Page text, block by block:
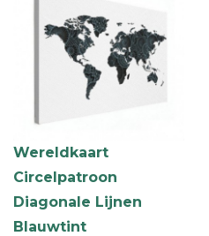
Wereldkaart
Circelpatroon
Diagonale Lijnen
Blauwtint